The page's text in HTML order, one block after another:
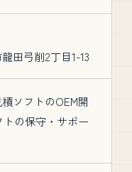
田弓削2丁目1-13
ソフトのOEM開
トの保守・サポー